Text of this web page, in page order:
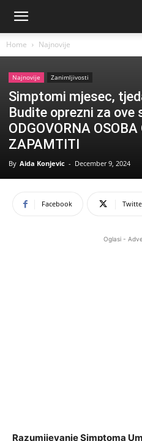
Home Najnovije
Najnovije Zanimljivosti
Simptomi mjesec,
Budite oprezni za ove
ODGOVORNA
ZAPAMTITI
By Aida Konjevic - December 9, 2024
Facebook
Oglasi -
Razumijevanje Simptoma